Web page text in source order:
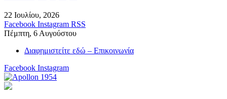
22 Ιουλίου, 2026
Facebook Instagram RSS
Πέμπτη, 6 Αυγούστου
Διαφημιστείτε εδώ – Επικοινωνία
Facebook Instagram